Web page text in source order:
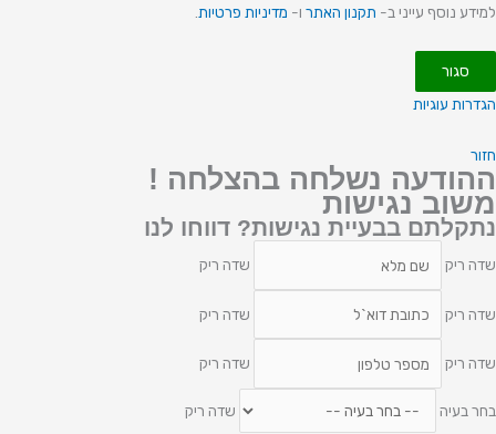
למידע נוסף עייני ב- תקנון האתר ו- מדיניות פרטיות.
סגור
הגדרות עוגיות
חזור
ההודעה נשלחה בהצלחה !
משוב נגישות
נתקלתם בבעיית נגישות? דווחו לנו
שדה ריק שדה ריק
שדה ריק שדה ריק
שדה ריק שדה ריק
בחר בעיה
שדה ריק